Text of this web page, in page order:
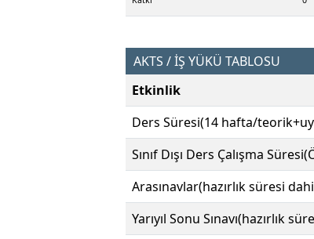
AKTS / İŞ YÜKÜ TABLOSU
Etkinlik
Ders Süresi(14 hafta/
Sınıf Dışı Ders Çalışma
Arasınavlar(hazırlık süresi
Yarıyıl Sonu Sınavı(hazırlık